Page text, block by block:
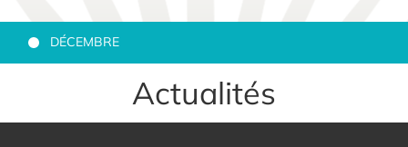
DÉCEMBRE
Actualités